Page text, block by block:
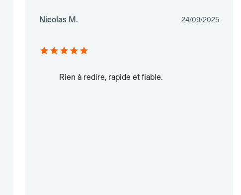
Nicolas M. 24/09/2025
Rien à redire, rapide et fiable.